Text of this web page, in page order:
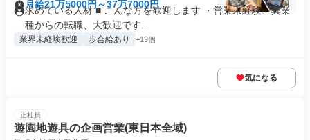
月給21万5000円～37万7000円
求めている人材 ■ こんな方を歓迎します ・営業未経験、異業
種からの転職、大歓迎です...
業界未経験歓迎 歩合給あり +19個
気になる
正社員
遊園地遊具の企画営業(東日本全域)